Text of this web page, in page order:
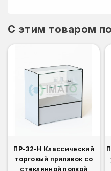
C этим товаром
ПР-32-Н Классический
торговый прилавок со
стеклянной полкой